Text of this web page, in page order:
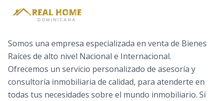
Somos una empresa especializada en venta de Bienes
Raíces de alto nivel Nacional e Internacional.
Ofrecemos un servicio personalizado de asesoría y
consultoría inmobiliaria de calidad, para atenderte en
todas tus necesidades sobre el mundo inmobiliario. Si